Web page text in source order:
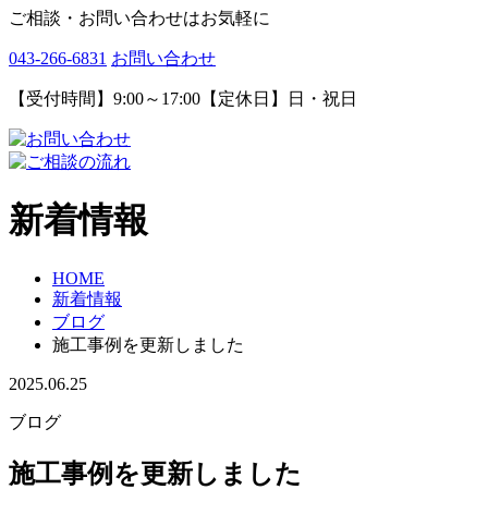
ご相談・お問い合わせはお気軽に
043-266-6831 お問い合わせ
【受付時間】9:00～17:00【定休日】日・祝日
新着情報
HOME
新着情報
ブログ
施工事例を更新しました
2025.06.25
ブログ
施工事例を更新しました